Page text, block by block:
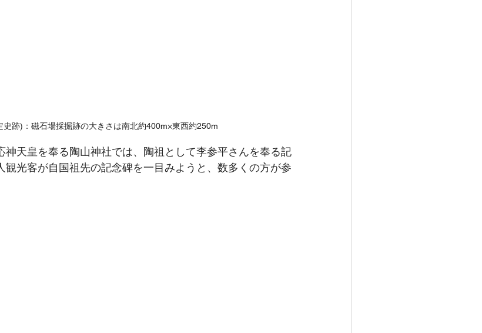
史跡)：磁石場採掘跡の大きさは南北約400m×東西約250m
神天皇を奉る陶山神社では、陶祖として李参平さんを奉る記
観光客が自国祖先の記念碑を一目みようと、数多くの方が参